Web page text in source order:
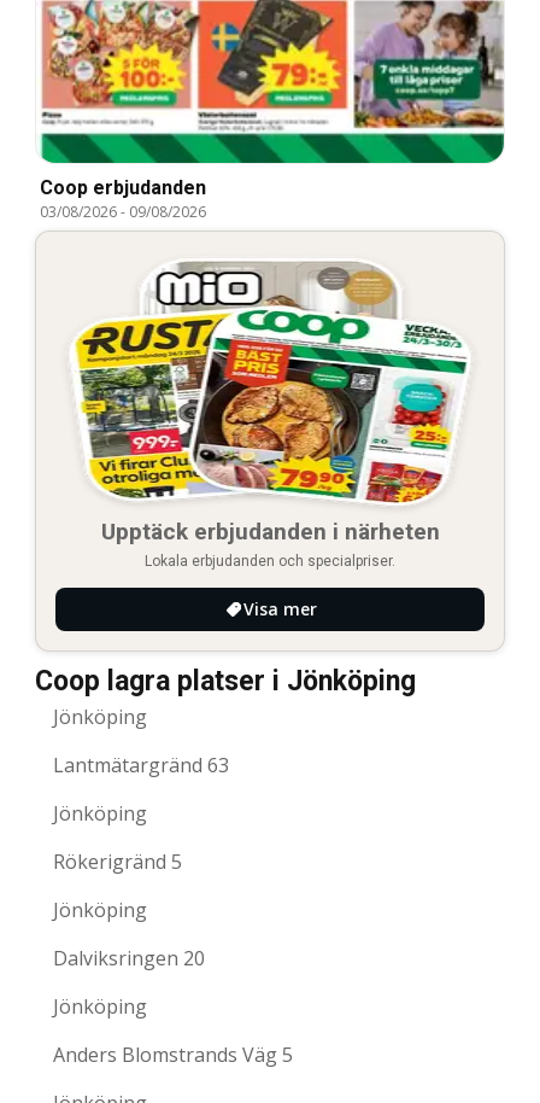
Coop erbjudanden
03/08/2026- 09/08/2026
Upptäck erbjudanden i närheten
Lokala erbjudanden och specialpriser.
Visa mer
Coop lagra platser i Jönköping
Jönköping
Lantmätargränd 63
Jönköping
Rökerigränd 5
Jönköping
Dalviksringen 20
Jönköping
Anders Blomstrands Väg 5